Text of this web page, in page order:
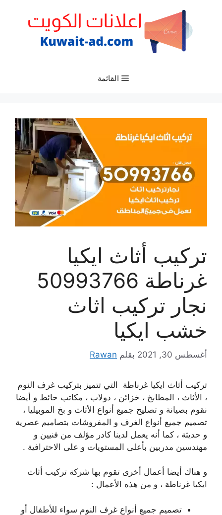
القائمة
تركيب أثاث ايكيا
غرناطة 50993766
نجار تركيب اثاث
خشب ايكيا
أغسطس 30, 2021 بقلم Rawan
تركيب أثاث ايكيا غرناطة التي تتميز بتركيب غرف النوم
، الأثاث ، المطابخ ، خزائن ، دولاب ، مكاتب حائط و أيضا
نقوم بصيانة و تصليح جميع أنواع الأثاث و بخ الموبيليا ،
تصميم جميع أنواع الغرف و المفروشات بتصاميم عصرية
و حديثة ، كما أنه يعمل لدينا كادر مؤلف من فنيين و
مهندسين مدربين بأعلى المستويات و على الاحترافية .
و هناك أيضا أعمال أخرى تقوم بها شركة تركيب أثاث
ايكيا غرناطة ، و من هذه الأعمال :
تصميم جميع أنواع غرف النوم سواء للأطفال أو